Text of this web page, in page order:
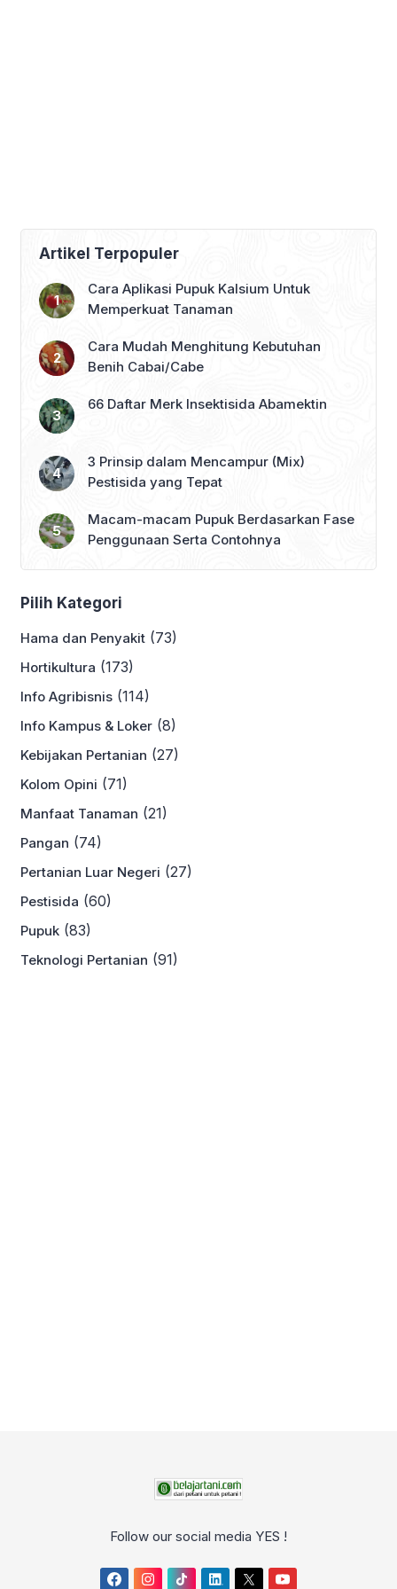
Artikel Terpopuler
Cara Aplikasi Pupuk Kalsium Untuk
Memperkuat Tanaman
Cara Mudah Menghitung Kebutuhan
Benih Cabai/Cabe
66 Daftar Merk Insektisida Abamektin
3 Prinsip dalam Mencampur (Mix)
Pestisida yang Tepat
Macam-macam Pupuk Berdasarkan Fase
Penggunaan Serta Contohnya
Pilih Kategori
Hama dan Penyakit (73)
Hortikultura (173)
Info Agribisnis (114)
Info Kampus & Loker (8)
Kebijakan Pertanian (27)
Kolom Opini (71)
Manfaat Tanaman (21)
Pangan (74)
Pertanian Luar Negeri (27)
Pestisida (60)
Pupuk (83)
Teknologi Pertanian (91)
Follow our social media YES !